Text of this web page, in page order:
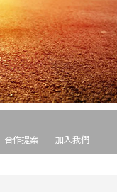
合作提案 加入我們